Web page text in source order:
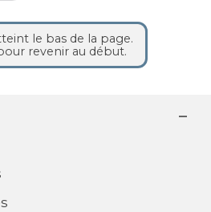
le bas de la page.
revenir au début.